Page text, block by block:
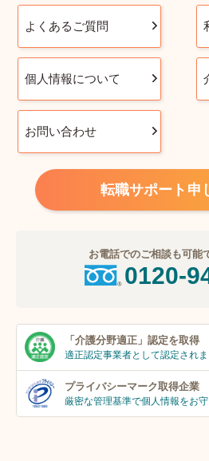
よくあるご質問
個人情報について
お問い合わせ
転職サポート申
お電話でのご相談も可能
0120-
「介護分野適正」 認定を取得
適正認定事業者として認定されま
プライバシーマーク取得企業
厳密な管理基準で個人情報をお守